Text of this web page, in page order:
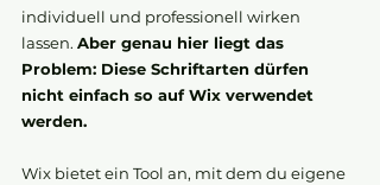
individuell und professionell wirken
lassen. Aber genau hier liegt das
Problem: Diese Schriftarten dürfen
nicht einfach so auf Wix verwendet
werden.
Wix bietet ein Tool an, mit dem du eigene